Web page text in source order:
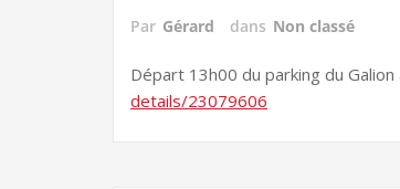
Par Gérard dans Non classé
Départ 13h00 du parking du
details/23079606